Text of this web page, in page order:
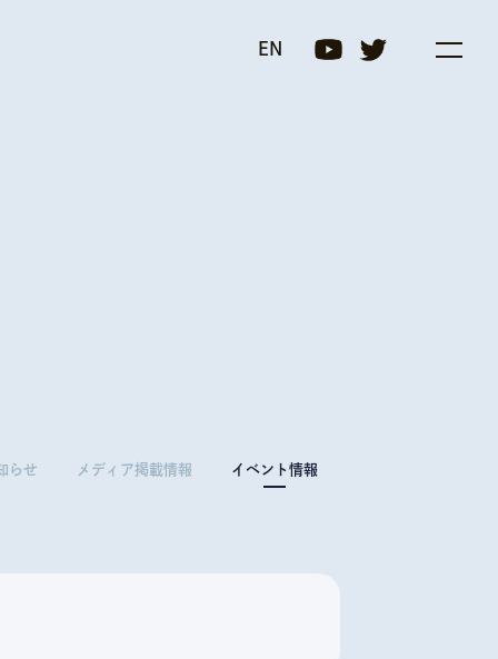
ログラム(COI-NEXT)
EN
らせ メディア掲載情報 イベント情報